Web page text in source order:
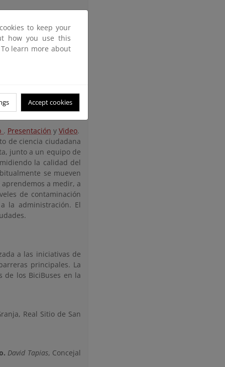
del Cuestionario de
la Escuela (BR-
de la autonomía y a
. Presentación y Video.
de ciencia ciudadana
junto a un equipo de
la calidad del
se mueven
a medir, a
de contaminación
la administración. El
a las iniciativas de
principales. La
los BiciBuses en la
Real Sitio de San
David Tapias, Concejal
to keep your
how you use this
learn more about
Accept cookies